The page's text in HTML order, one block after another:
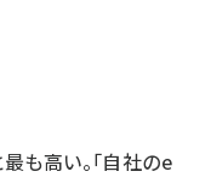
も高い。「自社のe